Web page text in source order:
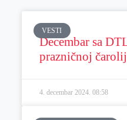
VESTI
Decembar sa
prazničnoj
4. decembar 2024. 08:58